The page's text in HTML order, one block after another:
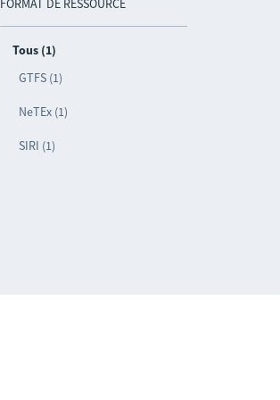
FORMAT DE RESSOURCE
Tous (1)
GTFS (1)
NeTEx (1)
SIRI (1)